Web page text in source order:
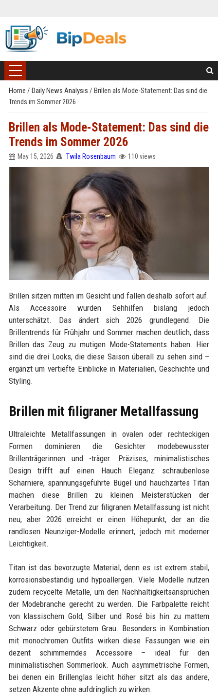
Home / Daily News Analysis / Brillen als Mode-Statement: Das sind die
Trends im Sommer 2026
Brillen als Mode-Statement: Das sind die
Trends im Sommer 2026
May 15, 2026 Twila Rosenbaum 110 views
Brillen sitzen mitten im Gesicht und fallen deshalb sofort auf.
Als Accessoire wurden Sehhilfen bislang jedoch
unterschätzt. Das ändert sich 2026 grundlegend. Die
Brillentrends für Frühjahr und Sommer machen deutlich, dass
Brillen das Zeug zu mutigen Mode-Statements haben. Hier
sind die drei Looks, die diese Saison überall zu sehen sind –
ergänzt um vertiefte Einblicke in Materialien, Geschichte und
Styling.
Brillen mit filigraner Metallfassung
Ultraleichte Metallfassungen in ovalen oder rechteckigen
Formen dominieren die Gesichter modebewusster
Brillenträgerinnen und -träger. Präzises, minimalistisches
Design trifft auf einen Hauch Eleganz: schraubenlose
Scharniere, spannungsgeführte Bügel und hauchzartes Titan
machen diese Brillen zu kleinen Meisterstücken der
Verarbeitung. Der Trend zur filigranen Metallfassung ist nicht
neu, aber 2026 erreicht er einen Höhepunkt, der an die
randlosen Neunziger-Modelle erinnert, jedoch mit moderner
Leichtigkeit.
Titan ist das bevorzugte Material, denn es ist extrem stabil,
korrosionsbeständig und hypoallergen. Viele Modelle nutzen
zudem recycelte Metalle, um den Nachhaltigkeitsansprüchen
der Modebranche gerecht zu werden. Die Farbpalette reicht
von klassischem Gold, Silber und Rosé bis hin zu mattem
Schwarz oder gebürstetem Grau. Besonders in Kombination
mit monochromen Outfits wirken diese Fassungen wie ein
dezent schimmerndes Accessoire – ideal für den
minimalistischen Sommerlook. Auch asymmetrische Formen,
bei denen ein Brillenglas leicht höher sitzt als das andere,
setzen Akzente ohne aufdringlich zu wirken.